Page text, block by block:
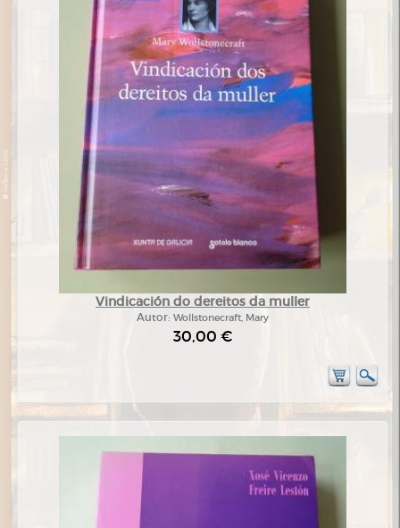
Vindicación do dereitos da muller
Autor: Wollstonecraft, Mary
30,00 €